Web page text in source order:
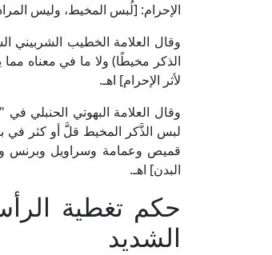
الإحرام: [لُبس المخيط، وليس
الذكر مخيطًا) ولا ما في معناه
لأثر الإحرام] اهـ.
لبس الذَّكر المخيط قلَّ أو كثر في
قميص وعمامة وسراويل وبرنس
البدن] اهـ.
حكم تغطية
الشديد